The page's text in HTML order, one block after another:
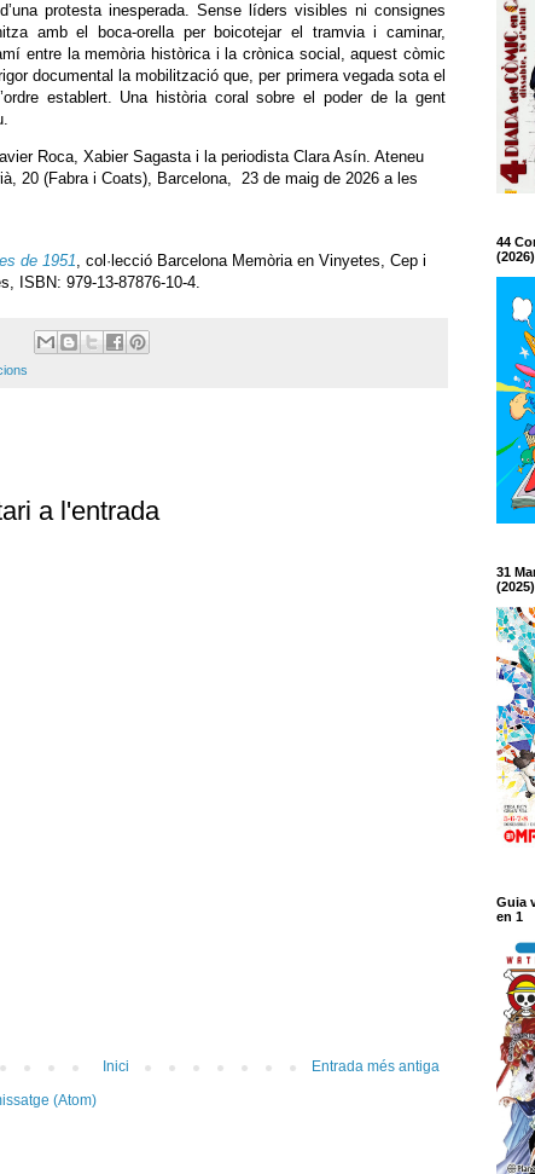
protesta inesperada. Sense líders visibles ni consignes
amb el boca-orella per boicotejar el tramvia i caminar,
entre la memòria històrica i la crònica social, aquest còmic
documental la mobilització que, per primera vegada sota el
establert. Una història coral sobre el poder de la gent
Roca, Xabier Sagasta i la periodista Clara Asín. Ateneu
20 (Fabra i Coats), Barcelona, 23 de maig de 2026 a les
de 1951 , col·lecció Barcelona Memòria en Vinyetes, Cep i
ISBN: 979-13-87876-10-4.
a l'entrada
Entrada més antiga
Inici
(Atom)
44
(2026)
31
(2025)
Guia
en 1